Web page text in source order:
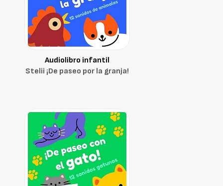
Audiolibro infantil
Stelii ¡De paseo por la granja!